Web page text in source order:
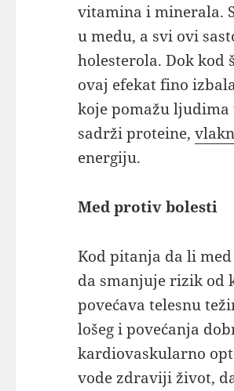
vitamina i minerala.
u medu, a svi ovi
holesterola. Dok kod
ovaj efekat fino
koje pomažu
sadrži proteine,
energiju.
Med protiv bolesti
Kod pitanja da li med
da smanjuje rizik od
povećava telesnu
lošeg i povećanja
kardiovaskularno
vode zdraviji život,